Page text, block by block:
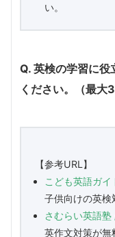
い。
Q. 英検の学習に
ください。（最大3
【参考URL】
こども英語ガイ
子供向けの英検
さむらい英語
英作文対策が無